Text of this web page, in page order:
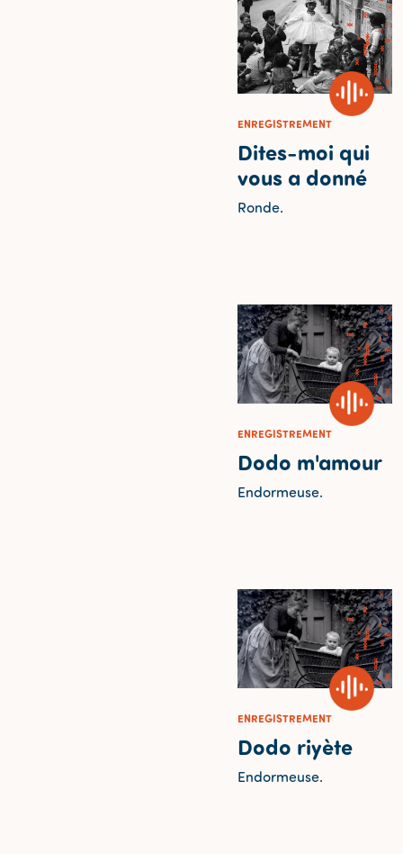
ENREGISTREMENT
Dites-moi qui
vous a donné
Ronde.
ENREGISTREMENT
Dodo m'amour
Endormeuse.
ENREGISTREMENT
Dodo riyète
Endormeuse.